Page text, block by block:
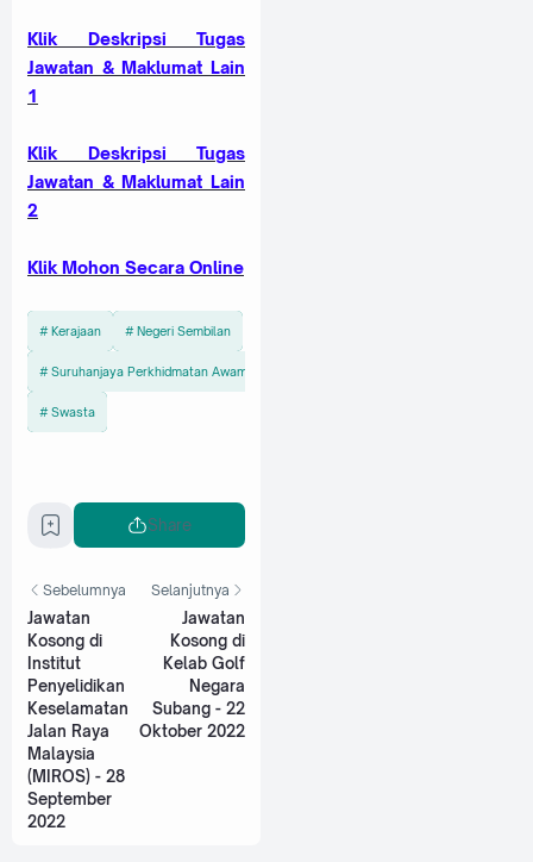
Klik Deskripsi Tugas
Jawatan & Maklumat Lain
1
Klik Deskripsi Tugas
Jawatan & Maklumat Lain
2
Klik Mohon Secara Online
Kerajaan Negeri Sembilan
Suruhanjaya Perkhidmatan Awam Malaysia (SPA)
Swasta
Share
Sebelumnya
Jawatan
Kosong di
Institut
Penyelidikan
Keselamatan
Jalan Raya
Malaysia
(MIROS) - 28
September
2022
Selanjutnya
Jawatan
Kosong di
Kelab Golf
Negara
Subang - 22
Oktober 2022